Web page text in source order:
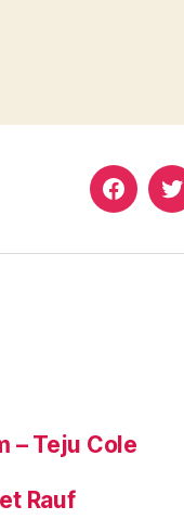
Murat
– Teju Cole
Rauf